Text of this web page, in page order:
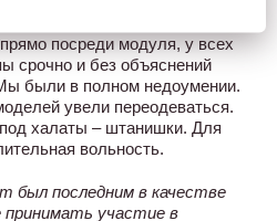
посреди модуля, у всех
срочно и без объяснений
были в полном недоумении.
увели переодеваться.
халаты – штанишки. Для
вольность.
был последним в качестве
участие в